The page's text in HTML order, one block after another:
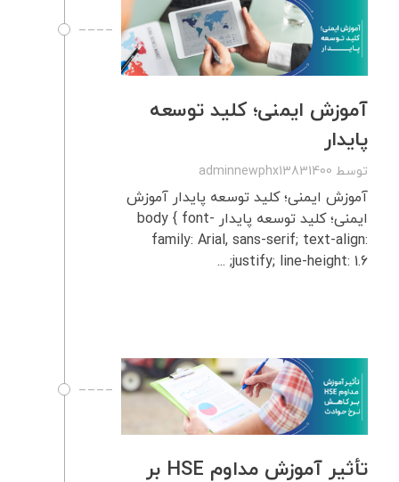
آموزش ایمنی؛ کلید توسعه
پایدار
توسط adminnewphx13831400
آموزش ایمنی؛ کلید توسعه پایدار آموزش
ایمنی؛ کلید توسعه پایدار body { font-
family: Arial, sans-serif; text-align:
justify; line-height: 1.6; ...
تأثیر آموزش مداوم HSE بر